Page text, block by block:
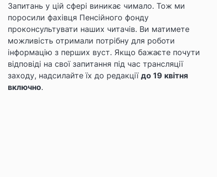
Запитань у цій сфері виникає чимало. Тож ми
поросили фахівця Пенсійного фонду
проконсультувати наших читачів. Ви матимете
можливість отримали потрібну для роботи
інформацію з перших вуст. Якщо бажаєте почути
відповіді на свої запитання під час трансляції
заходу, надсилайте їх до редакції до 19 квітня
включно.